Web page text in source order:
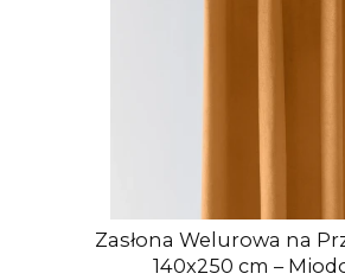
Zasłona Welurowa na
140x250 cm –